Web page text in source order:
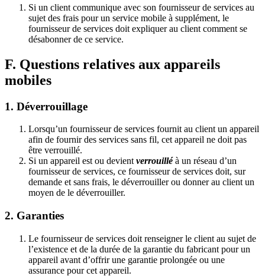
Si un client communique avec son fournisseur de services au
sujet des frais pour un service mobile à supplément, le
fournisseur de services doit expliquer au client comment se
désabonner de ce service.
F. Questions relatives aux appareils
mobiles
1. Déverrouillage
Lorsqu’un fournisseur de services fournit au client un appareil
afin de fournir des services sans fil, cet appareil ne doit pas
être verrouillé.
Si un appareil est ou devient verrouilléà un réseau d’un
fournisseur de services, ce fournisseur de services doit, sur
demande et sans frais, le déverrouiller ou donner au client un
moyen de le déverrouiller.
2. Garanties
Le fournisseur de services doit renseigner le client au sujet de
l’existence et de la durée de la garantie du fabricant pour un
appareil avant d’offrir une garantie prolongée ou une
assurance pour cet appareil.